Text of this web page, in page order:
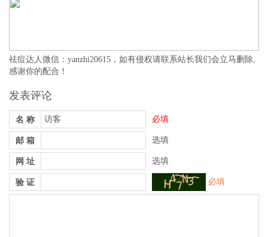
祛痘达人微信：yanzhi20615，如有侵权请联系站长我们会立马删除,
感谢你的配合！
发表评论
名 称 必填
邮 箱 选填
网 址 选填
验 证 必填